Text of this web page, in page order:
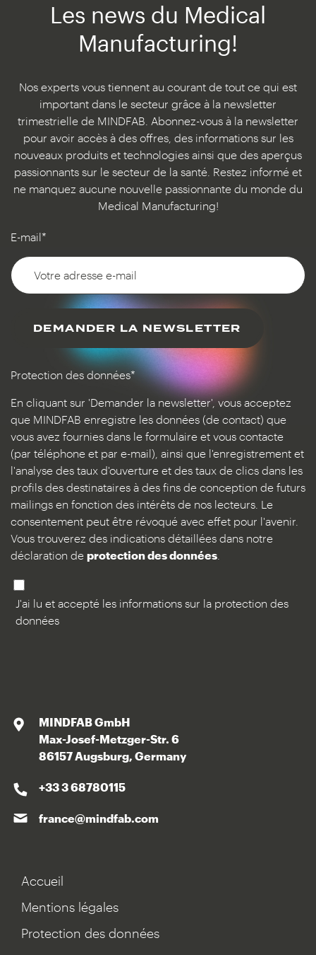
Les news du Medical
Manufacturing!
Nos experts vous tiennent au courant de tout ce qui est
important dans le secteur grâce à la newsletter
trimestrielle de MINDFAB. Abonnez-vous à la newsletter
pour avoir accès à des offres, des informations sur les
nouveaux produits et technologies ainsi que des aperçus
passionnants sur le secteur de la santé. Restez informé et
ne manquez aucune nouvelle passionnante du monde du
Medical Manufacturing!
E-mail*
DEMANDER LA NEWSLETTER
Protection des données*
En cliquant sur 'Demander la newsletter', vous acceptez
que MINDFAB enregistre les données (de contact) que
vous avez fournies dans le formulaire et vous contacte
(par téléphone et par e-mail), ainsi que l'enregistrement et
l'analyse des taux d'ouverture et des taux de clics dans les
profils des destinataires à des fins de conception de futurs
mailings en fonction des intérêts de nos lecteurs. Le
consentement peut être révoqué avec effet pour l'avenir.
Vous trouverez des indications détaillées dans notre
déclaration de protection des données
J'ai lu et accepté les informations sur la protection des
données
MINDFAB GmbH
Max-Josef-Metzger-Str. 6
86157 Augsburg, Germany
+33 3 68780115
france@mindfab.com
Accueil
Mentions légales
Protection des données